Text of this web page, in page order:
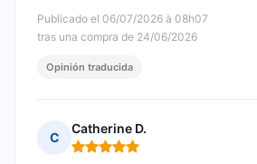
Publicado el 06/07/2026 à 08h07
tras una compra de 24/06/2026
Opinión traducida
C
Catherine D.
Nota: 5 de 5